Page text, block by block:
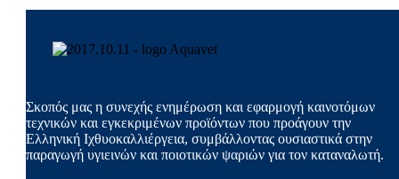
Σκοπός μας η συνεχής ενημέρωση και εφαρμογή καινοτόμων
τεχνικών και εγκεκριμένων προϊόντων που προάγουν την
Ελληνική Ιχθυοκαλλιέργεια, συμβάλλοντας ουσιαστικά στην
παραγωγή υγιεινών και ποιοτικών ψαριών για τον καταναλωτή.